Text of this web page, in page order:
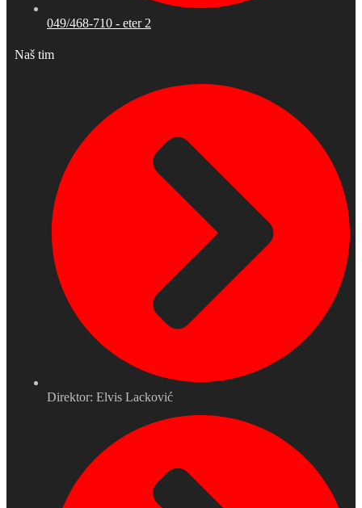
049/468-710 - eter 2
Naš tim
Direktor: Elvis Lacković